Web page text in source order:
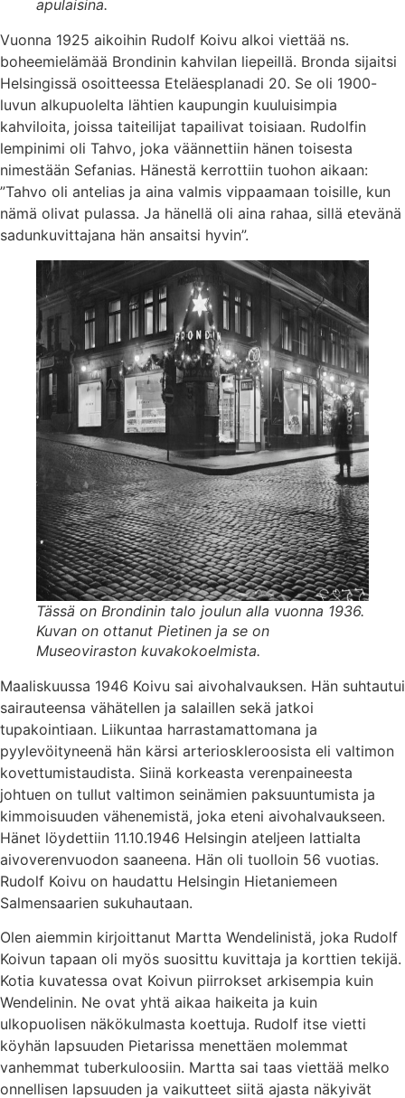
apulaisina.
Vuonna 1925 aikoihin Rudolf Koivu alkoi viettää ns.
boheemielämää Brondinin kahvilan liepeillä. Bronda sijaitsi
Helsingissä osoitteessa Eteläesplanadi 20. Se oli 1900-
luvun alkupuolelta lähtien kaupungin kuuluisimpia
kahviloita, joissa taiteilijat tapailivat toisiaan. Rudolfin
lempinimi oli Tahvo, joka väännettiin hänen toisesta
nimestään Sefanias. Hänestä kerrottiin tuohon aikaan:
”Tahvo oli antelias ja aina valmis vippaamaan toisille, kun
nämä olivat pulassa. Ja hänellä oli aina rahaa, sillä etevänä
sadunkuvittajana hän ansaitsi hyvin”.
Tässä on Brondinin talo joulun alla vuonna 1936.
Kuvan on ottanut Pietinen ja se on
Museoviraston kuvakokoelmista.
Maaliskuussa 1946 Koivu sai aivohalvauksen. Hän suhtautui
sairauteensa vähätellen ja salaillen sekä jatkoi
tupakointiaan. Liikuntaa harrastamattomana ja
pyylevöityneenä hän kärsi arterioskleroosista eli valtimon
kovettumistaudista. Siinä korkeasta verenpaineesta
johtuen on tullut valtimon seinämien paksuuntumista ja
kimmoisuuden vähenemistä, joka eteni aivohalvaukseen.
Hänet löydettiin 11.10.1946 Helsingin ateljeen lattialta
aivoverenvuodon saaneena. Hän oli tuolloin 56 vuotias.
Rudolf Koivu on haudattu Helsingin Hietaniemeen
Salmensaarien sukuhautaan.
Olen aiemmin kirjoittanut Martta Wendelinistä, joka Rudolf
Koivun tapaan oli myös suosittu kuvittaja ja korttien tekijä.
Kotia kuvatessa ovat Koivun piirrokset arkisempia kuin
Wendelinin. Ne ovat yhtä aikaa haikeita ja kuin
ulkopuolisen näkökulmasta koettuja. Rudolf itse vietti
köyhän lapsuuden Pietarissa menettäen molemmat
vanhemmat tuberkuloosiin. Martta sai taas viettää melko
onnellisen lapsuuden ja vaikutteet siitä ajasta näkyivät